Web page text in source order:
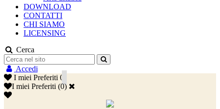
DOWNLOAD
CONTATTI
CHI SIAMO
LICENSING
Cerca
Accedi
I miei Preferiti 0
I miei Preferiti (0)